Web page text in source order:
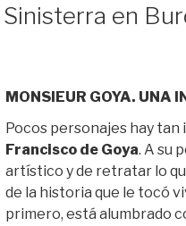
Sinisterra en
MONSIEUR GOYA. UNA
Pocos personajes hay
Francisco de Goya. A su
artístico y de retratar lo
de la historia que le tocó
primero, está alumbrado